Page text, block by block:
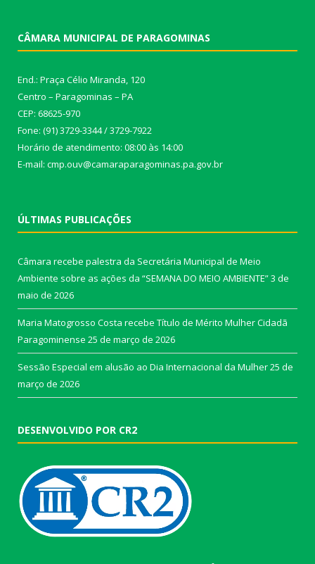
CÂMARA MUNICIPAL DE PARAGOMINAS
End.: Praça Célio Miranda, 120
Centro – Paragominas – PA
CEP: 68625-970
Fone: (91) 3729-3344 / 3729-7922
Horário de atendimento: 08:00 às 14:00
E-mail: cmp.ouv@camaraparagominas.pa.gov.br
ÚLTIMAS PUBLICAÇÕES
Câmara recebe palestra da Secretária Municipal de Meio
Ambiente sobre as ações da “SEMANA DO MEIO AMBIENTE”3 de
maio de 2026
Maria Matogrosso Costa recebe Título de Mérito Mulher Cidadã
Paragominense 25 de março de 2026
Sessão Especial em alusão ao Dia Internacional da Mulher25 de
março de 2026
DESENVOLVIDO POR CR2